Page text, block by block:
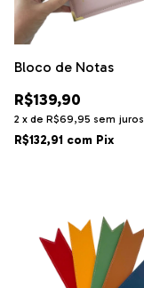
Bloco de Notas
R$139,90
2 x de R$69,95 sem juros
R$132,91 com Pix